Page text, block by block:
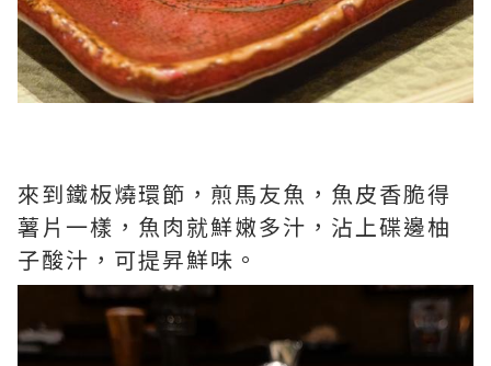
來到鐵板燒環節，煎馬友魚，魚皮香脆得
薯片一樣，魚肉就鮮嫩多汁，沾上碟邊柚
子酸汁，可提昇鮮味。